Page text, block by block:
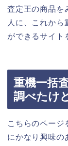
査定王の商品を
人に、これから
ができるサイト
重機一括
調べたけ
こちらのページ
にかなり興味の